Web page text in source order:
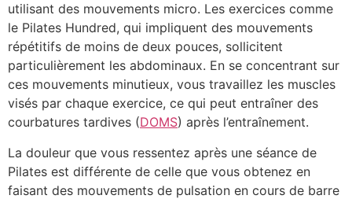
utilisant des mouvements micro. Les exercices comme
le Pilates Hundred, qui impliquent des mouvements
répétitifs de moins de deux pouces, sollicitent
particulièrement les abdominaux. En se concentrant sur
ces mouvements minutieux, vous travaillez les muscles
visés par chaque exercice, ce qui peut entraîner des
courbatures tardives (DOMS) après l’entraînement.
La douleur que vous ressentez après une séance de
Pilates est différente de celle que vous obtenez en
faisant des mouvements de pulsation en cours de barre